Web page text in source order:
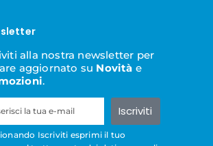
alla nostra newsletter per
aggiornato su Novità e
.
Iscriviti
Iscriviti esprimi il tuo